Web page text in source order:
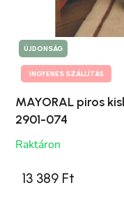
ÚJDONSÁG
INGYENES SZÁLLÍTÁS
MAYORAL piros
2901-074
Raktáron
13 389 Ft